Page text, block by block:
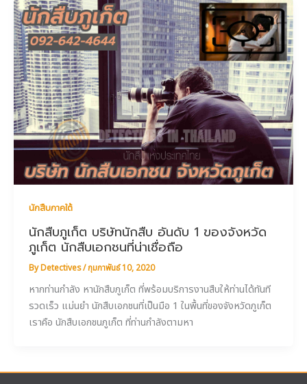
นักสืบภาคใต้
นักสืบภูเก็ต บริษัทนักสืบ อันดับ 1 ของจังหวัด
ภูเก็ต นักสืบเอกชนที่น่าเชื่อถือ
ByDetectives/กุมภาพันธ์ 10, 2020
หากท่านกำลัง หานักสืบภูเก็ต ที่พร้อมบริการงานสืบให้ท่านได้ทันที
รวดเร็ว แม่นยำ นักสืบเอกชนที่เป็นมือ 1 ในพื้นที่ของจังหวัดภูเก็ต
เราคือ นักสืบเอกชนภูเก็ต ที่ท่านกำลังตามหา